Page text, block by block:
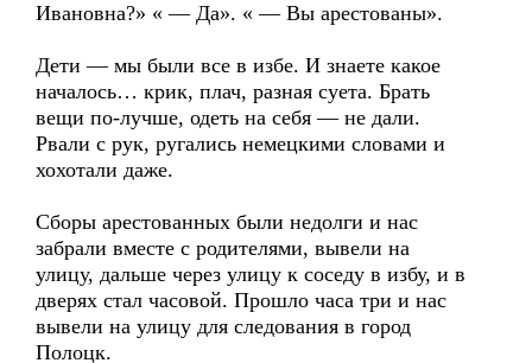
Ивановна?» « — Да». « — Вы арестованы».
Дети — мы были все в избе. И знаете какое
началось… крик, плач, разная суета. Брать
вещи по-лучше, одеть на себя — не дали.
Рвали с рук, ругались немецкими словами и
хохотали даже.
Сборы арестованных были недолги и нас
забрали вместе с родителями, вывели на
улицу, дальше через улицу к соседу в избу, и в
дверях стал часовой. Прошло часа три и нас
вывели на улицу для следования в город
Полоцк.